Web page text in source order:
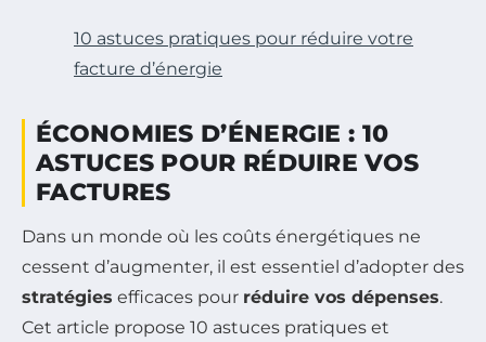
10 astuces pratiques pour réduire votre
facture d’énergie
ÉCONOMIES D’ÉNERGIE : 10
ASTUCES POUR RÉDUIRE VOS
FACTURES
Dans un monde où les coûts énergétiques ne
cessent d’augmenter, il est essentiel d’adopter des
stratégies efficaces pour réduire vos dépenses.
Cet article propose 10 astuces pratiques et